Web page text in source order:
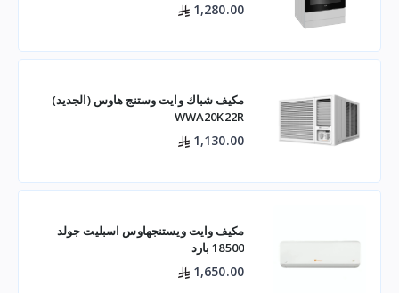
1,280.00
مكيف شباك وايت وستنج هاوس (الجديد)
WWA20K22R
1,130.00
مكيف وايت ويستنجهاوس اسبليت جولد
18500 بارد
1,650.00